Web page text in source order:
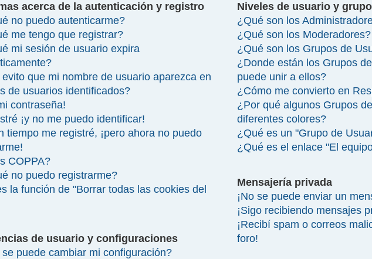
acerca de la autenticación y registro
no puedo autenticarme?
me tengo que registrar?
mi sesión de usuario expira
que mi nombre de usuario aparezca en
de usuarios identificados?
contraseña!
¡y no me puedo identificar!
tiempo me registré, ¡pero ahora no puedo
COPPA?
no puedo registrarme?
la función de "Borrar todas las cookies del
de usuario y configuraciones
puede cambiar mi configuración?
Niveles de usuario y
¿Qué son los
¿Qué son los Moderadores?
¿Qué son los Grupos de
¿Donde están los Grupos
puede unir a ellos?
¿Cómo me convierto en
¿Por qué algunos Grupos
diferentes colores?
¿Qué es un "Grupo de
¿Qué es el enlace "El
Mensajería privada
¡No se puede enviar un
¡Sigo recibiendo mensajes
¡Recibí spam o correos
foro!